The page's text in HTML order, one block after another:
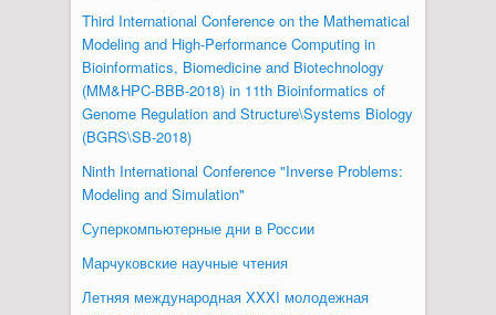
Third International Conference on the Mathematical
Modeling and High-Performance Computing in
Bioinformatics, Biomedicine and Biotechnology
(MM&HPC-BBB-2018) in 11th Bioinformatics of
Genome Regulation and Structure\Systems Biology
(BGRS\SB-2018)
Ninth International Conference "Inverse Problems:
Modeling and Simulation"
Суперкомпьютерные дни в России
Марчуковские научные чтения
Летняя международная XXXI молодежная